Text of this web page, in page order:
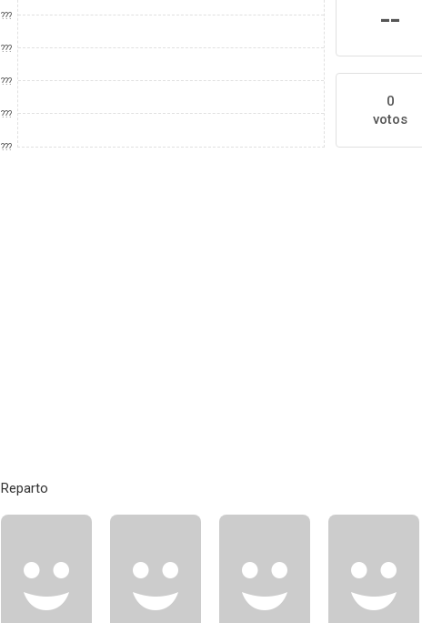
???
???
???
???
???
--
0
votos
Reparto